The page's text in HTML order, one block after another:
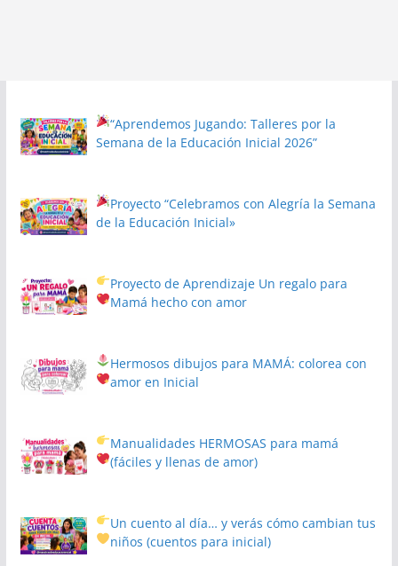
“Aprendemos Jugando: Talleres por la
Semana de la Educación Inicial 2026”
Proyecto“Celebramos con Alegría la Semana
de la Educación Inicial»
Proyecto de Aprendizaje Un regalo para
Mamá hecho con amor
Hermosos dibujos para MAMÁ: colorea con
amor en Inicial
Manualidades HERMOSAS para mamá
(fáciles y llenas de amor)
Un cuento al día… y verás cómo cambian tus
niños(cuentos para inicial)